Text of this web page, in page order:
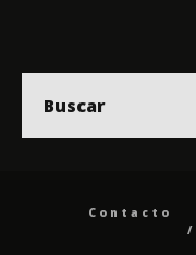
Contacto